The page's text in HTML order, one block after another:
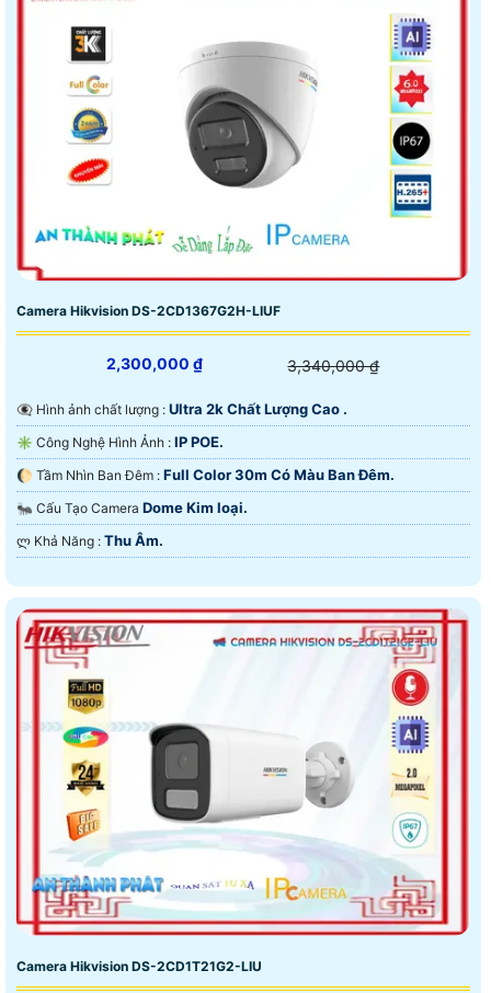
Camera Hikvision DS-2CD1367G2H-LIUF
2,300,000 ₫ 3,340,000 ₫
👁️‍🗨 Hình ảnh chất lượng : Ultra 2k Chất Lượng Cao .
✳️ Công Nghệ Hình Ảnh : IP POE.
🌔 Tầm Nhìn Ban Đêm : Full Color 30m Có Màu Ban Ðêm.
🐜 Cấu Tạo Camera Dome Kim loại.
️ლ Khả Năng : Thu Âm.
Camera Hikvision DS-2CD1T21G2-LIU